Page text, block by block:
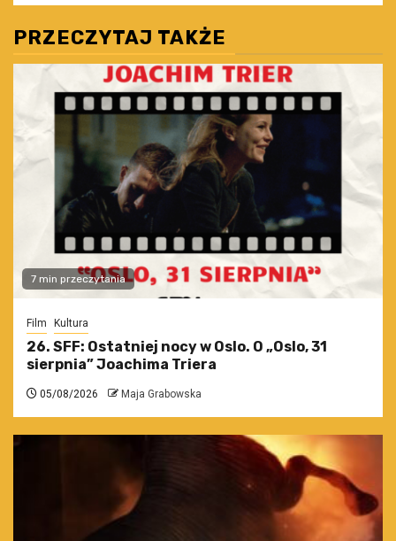
PRZECZYTAJ TAKŻE
7 min przeczytania
Film Kultura
26. SFF: Ostatniej nocy w Oslo. O „Oslo, 31
sierpnia” Joachima Triera
05/08/2026 Maja Grabowska